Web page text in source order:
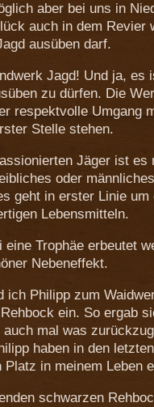
aber bei uns in
auch in dem Revier
ausüben darf.
Jagd! Und ja, es
zu dürfen. Die
respektvolle Umgang
Stelle stehen.
Jäger ist es
oder
geht in erster Linie um
Lebensmitteln.
eine Trophäe erbeutet
Nebeneffekt.
ich Philipp zum
ein. So ergab
mal was
haben in den
Platz in meinem Leben
schwarzen